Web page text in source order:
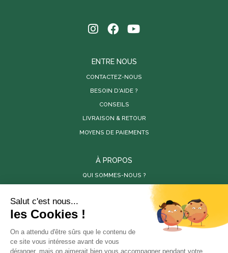
ENTRE NOUS
CONTACTEZ-NOUS
BESOIN D'AIDE ?
CONSEILS
LIVRAISON & RETOUR
MOYENS DE PAIEMENTS
À PROPOS
QUI SOMMES-NOUS ?
SITES PARTENAIRES